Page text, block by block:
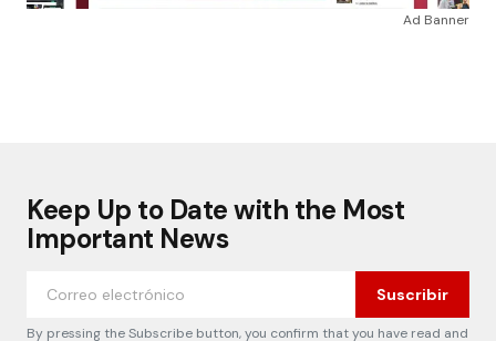
Ad Banner
Keep Up to Date with the Most
Important News
Suscribir
By pressing the Subscribe button, you confirm that you have read and